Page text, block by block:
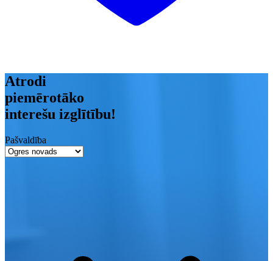
Atrodi
piemērotāko
interešu izglītību!
Pašvaldība